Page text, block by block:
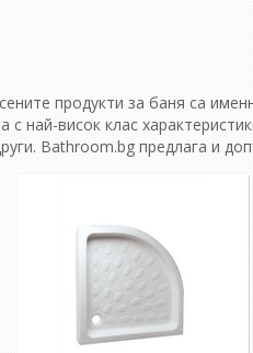
продукти за баня са
с най-висок клас
Bathroom.bg предлага и